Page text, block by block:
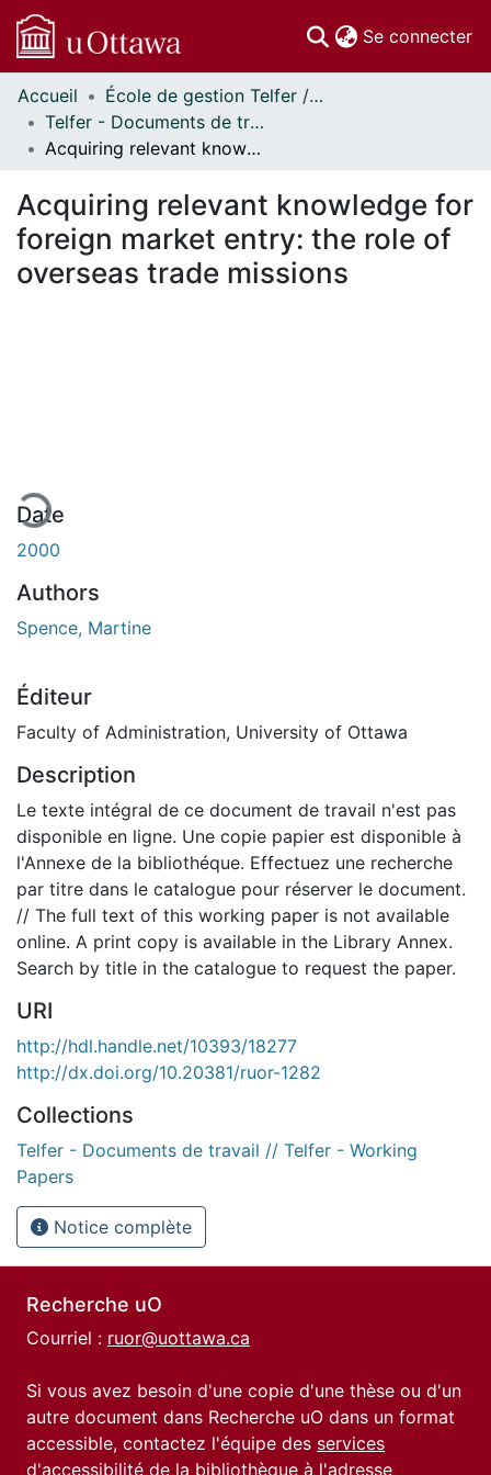
Se connecter
Communautés
et collections
Parcourir
À propos
Accueil
École de gestion Telfer // Telfer School of Management
Telfer - Documents de travail // Telfer - Working Papers
Acquiring relevant knowledge for foreign market entry: the role of overseas trade missions
Acquiring relevant knowledge for
foreign market entry: the role of
overseas trade missions
Date
2000
Authors
Spence, Martine
Éditeur
Faculty of Administration, University of Ottawa
Description
Le texte intégral de ce document de travail n'est pas
disponible en ligne. Une copie papier est disponible à
l'Annexe de la bibliothéque. Effectuez une recherche
par titre dans le catalogue pour réserver le document.
// The full text of this working paper is not available
online. A print copy is available in the Library Annex.
Search by title in the catalogue to request the paper.
URI
http://hdl.handle.net/10393/18277
http://dx.doi.org/10.20381/ruor-1282
Collections
Telfer - Documents de travail // Telfer - Working
Papers
Notice complète
Recherche uO
Courriel : ruor@uottawa.ca
Si vous avez besoin d'une copie d'une thèse ou d'un
autre document dans Recherche uO dans un format
accessible, contactez l'équipe des services
d'accessibilité de la bibliothèque à l'adresse